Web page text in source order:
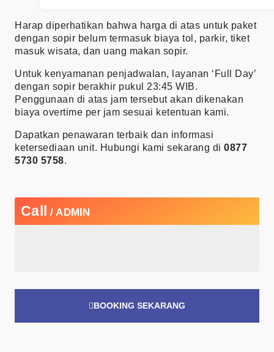
Harap diperhatikan bahwa harga di atas untuk paket
dengan sopir belum termasuk biaya tol, parkir, tiket
masuk wisata, dan uang makan sopir.
Untuk kenyamanan penjadwalan, layanan ‘Full Day’
dengan sopir berakhir pukul 23:45 WIB.
Penggunaan di atas jam tersebut akan dikenakan
biaya overtime per jam sesuai ketentuan kami.
Dapatkan penawaran terbaik dan informasi
ketersediaan unit. Hubungi kami sekarang di 0877
5730 5758.
Call / ADMIN
BOOKING SEKARANG